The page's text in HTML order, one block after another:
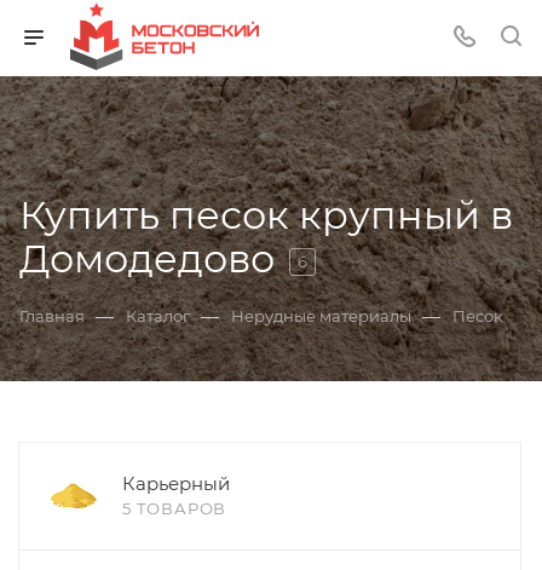
Купить песок крупный в
Домодедово
6
Главная — Каталог — Нерудные материалы — Песок
Карьерный
5 ТОВАРОВ